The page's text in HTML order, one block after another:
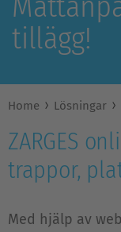
tillägg!
Home Lösningar
ZARGES
trappor,
Med hjälp av